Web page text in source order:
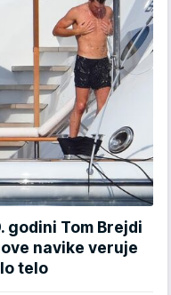
godini Tom Brejdi
navike veruje
telo